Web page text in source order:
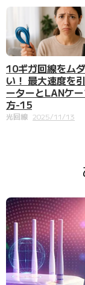
10ギガ回線をム
い！ 最大速度を
ーターとLANケ
方-15
光回線 2025/11/13